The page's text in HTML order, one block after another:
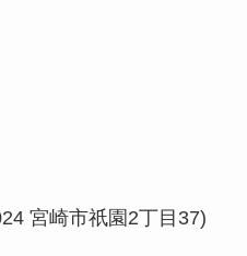
宮崎市祇園2丁目37)